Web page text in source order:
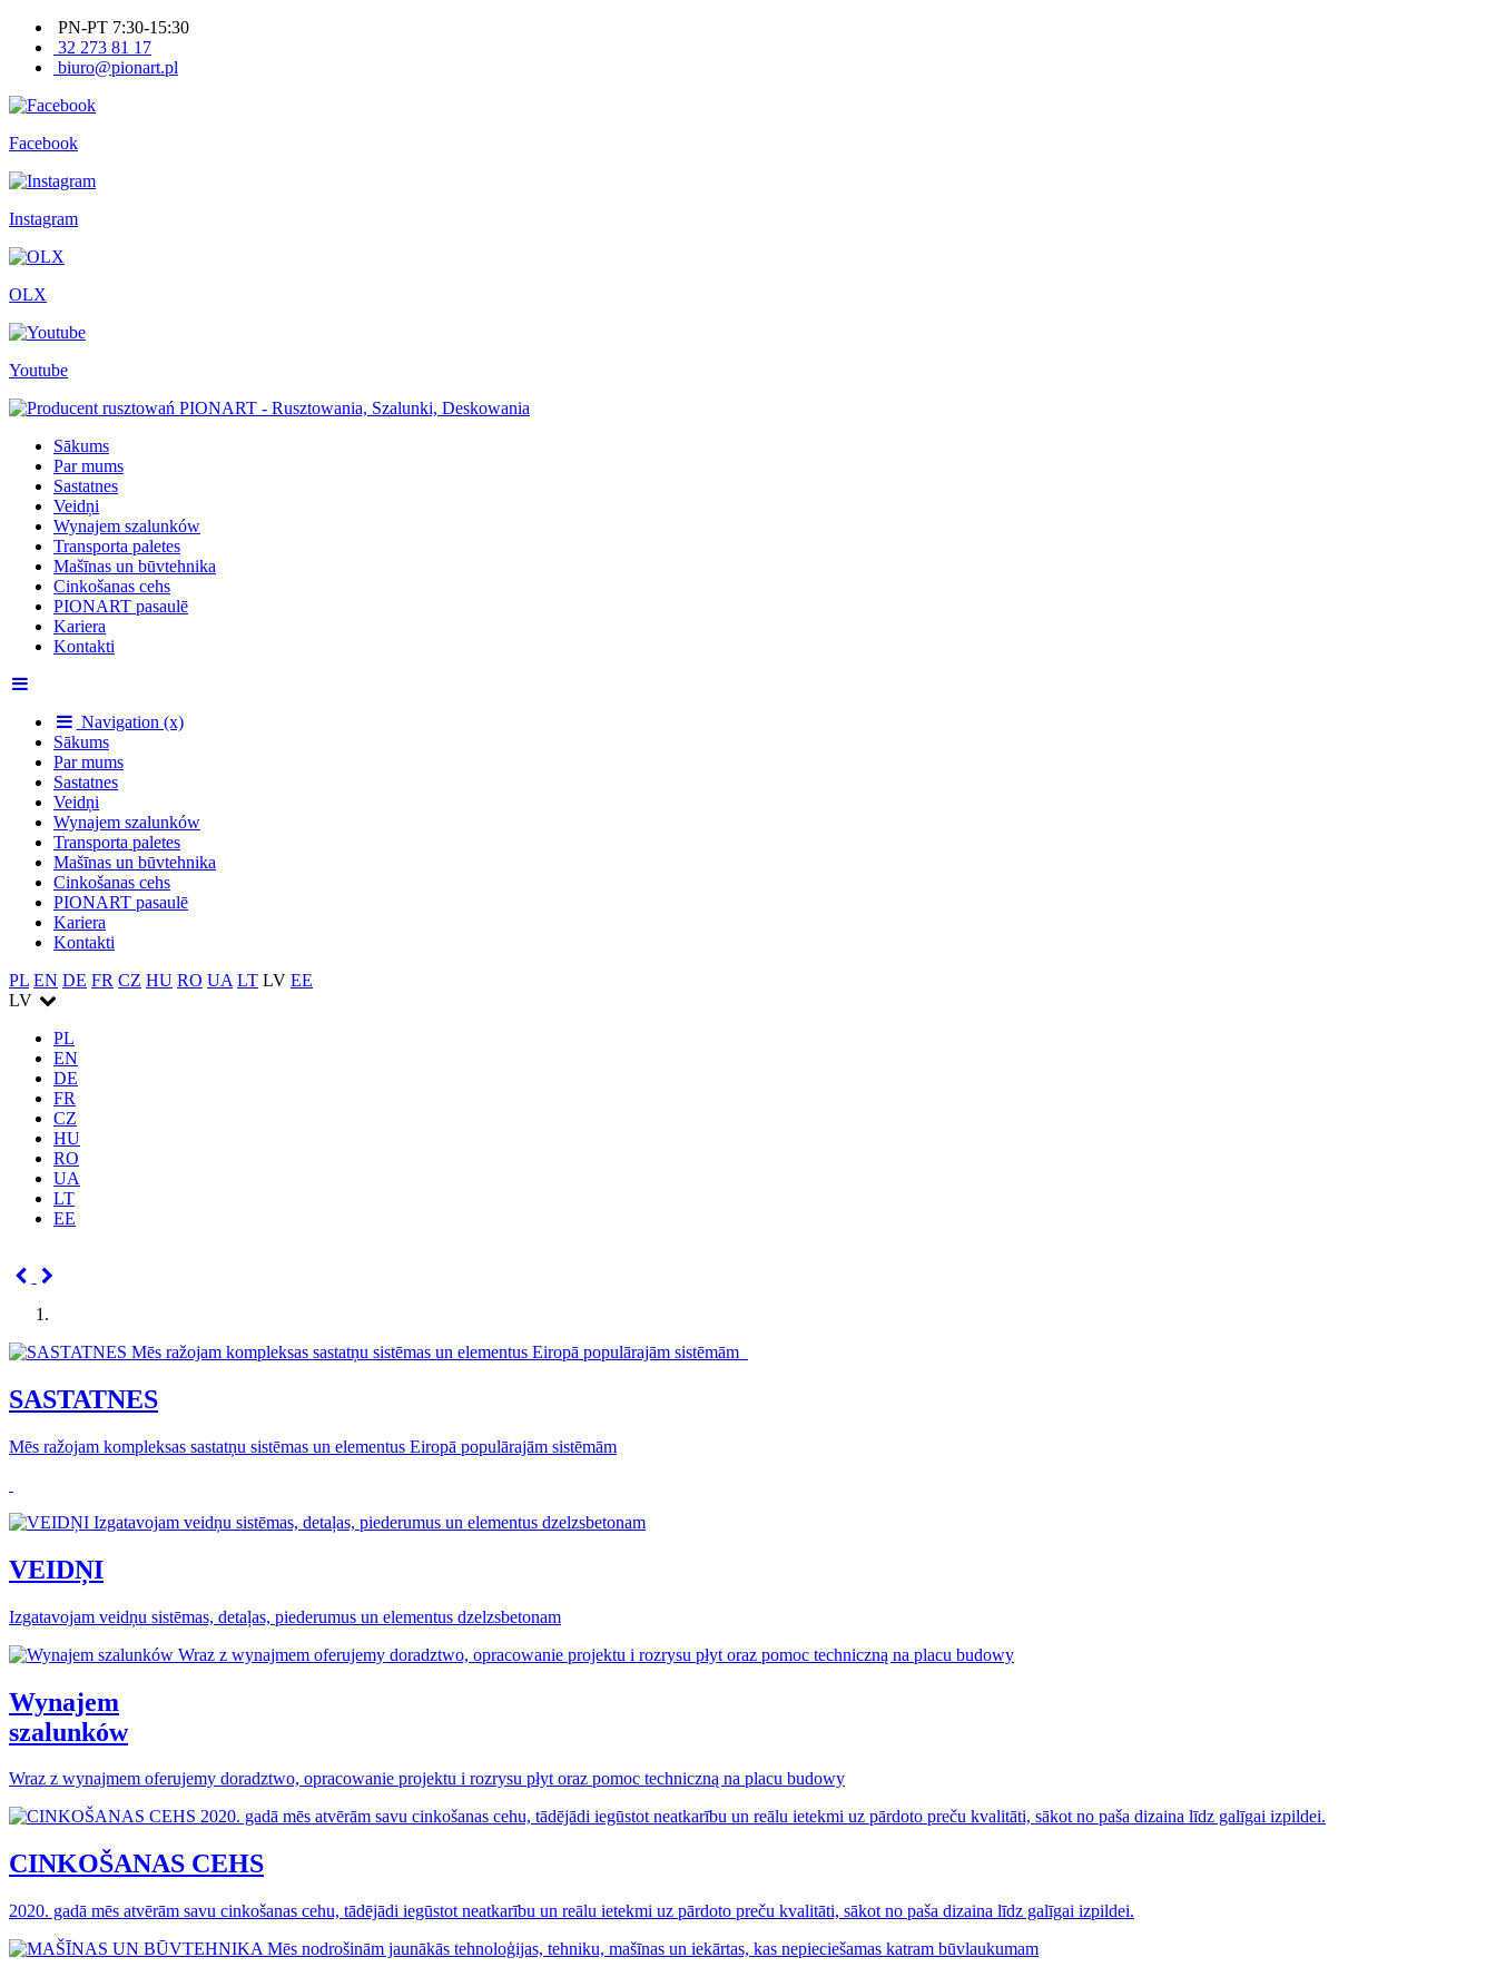
PN-PT 7:30-15:30
32 273 81 17
biuro@pionart.pl
Facebook
Instagram
OLX
Youtube
Sākums
Par mums
Sastatnes
Veidņi
Wynajem szalunków
Transporta paletes
Mašīnas un būvtehnika
Cinkošanas cehs
PIONART pasaulē
Kariera
Kontakti
Navigation (x)
Sākums
Par mums
Sastatnes
Veidņi
Wynajem szalunków
Transporta paletes
Mašīnas un būvtehnika
Cinkošanas cehs
PIONART pasaulē
Kariera
Kontakti
PL EN DE FR CZ HU RO UA LT LV EE
LV
PL
EN
DE
FR
CZ
HU
RO
UA
LT
EE
SASTATNES
Mēs ražojam kompleksas sastatņu sistēmas un elementus Eiropā populārajām sistēmām
VEIDŅI
Izgatavojam veidņu sistēmas, detaļas, piederumus un elementus dzelzsbetonam
Wynajem
szalunków
Wraz z wynajmem oferujemy doradztwo, opracowanie projektu i rozrysu płyt oraz pomoc techniczną na placu budowy
CINKOŠANAS CEHS
2020. gadā mēs atvērām savu cinkošanas cehu, tādējādi iegūstot neatkarību un reālu ietekmi uz pārdoto preču kvalitāti, sākot no paša dizaina līdz galīgai izpildei.